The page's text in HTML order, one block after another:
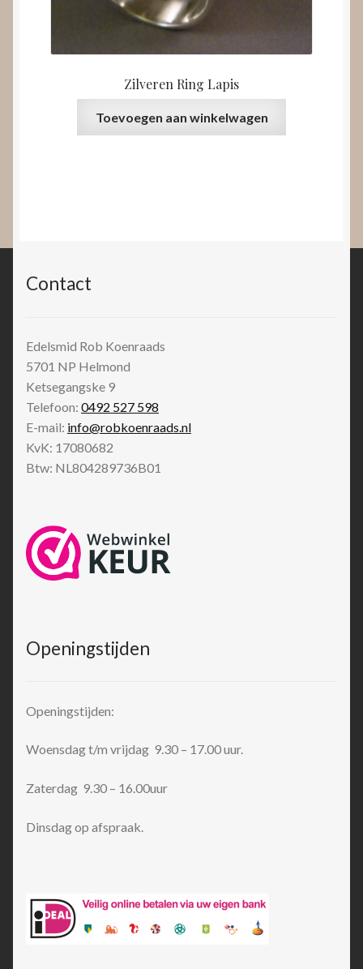
Zilveren Ring Lapis
Toevoegen aan winkelwagen
Contact
Edelsmid Rob Koenraads
5701 NP Helmond
Ketsegangske 9
Telefoon: 0492 527 598
E-mail: info@robkoenraads.nl
KvK: 17080682
Btw: NL804289736B01
Openingstijden
Openingstijden:
Woensdag t/m vrijdag 9.30 – 17.00 uur.
Zaterdag 9.30 – 16.00uur
Dinsdag op afspraak.